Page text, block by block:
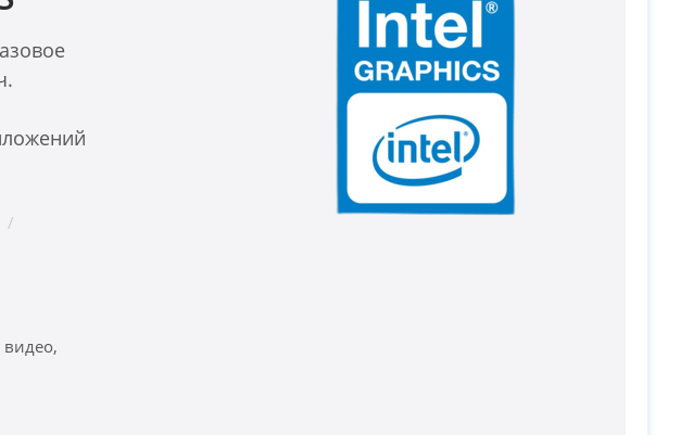
PC-Arena на карте Москвы — Яндекс Карты